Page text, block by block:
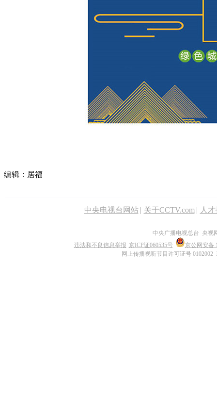
编辑：居福
中央电视台网站 | 关于CCTV.com | 人
中央广播电视总台 央视
违法和不良信息举报 京ICP证060535号
京公网安备
网上传播视听节目许可证号 0102002